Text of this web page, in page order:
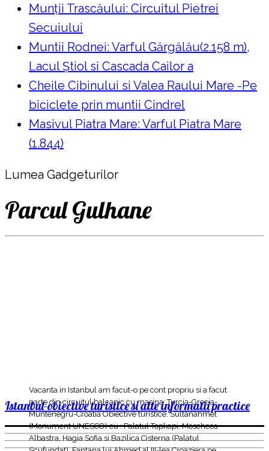
Munții Trascăului: Circuitul Pietrei
Secuiului
Muntii Rodnei: Varful Gărgălău(2.158 m),
Lacul Ştiol si Cascada Cailor a
Cheile Cibinului si Valea Raului Mare -Pe
biciclete prin muntii Cindrel
Masivul Piatra Mare: Varful Piatra Mare
(1.844)
Lumea Gadgeturilor
Parcul Gulhane
Vacanta in Istanbul am facut-o pe cont propriu si a facut
parte din circuitul balcanic cu masina: Turcia-Grecia-
Muntenegru-Croatia Obiective turistice: Sultanahmet
(Monument UNESCO) cu : Palatul Topkapi, Moscheea
Albastra, Hagia Sofia si Bazilica Cisterna (Palatul
Istanbul-obiective turistice si alte informatii practice